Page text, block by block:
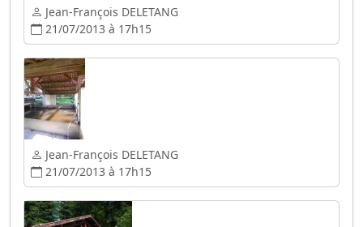
Jean-François DELETANG
21/07/2013 à 17h15
Jean-François DELETANG
21/07/2013 à 17h15